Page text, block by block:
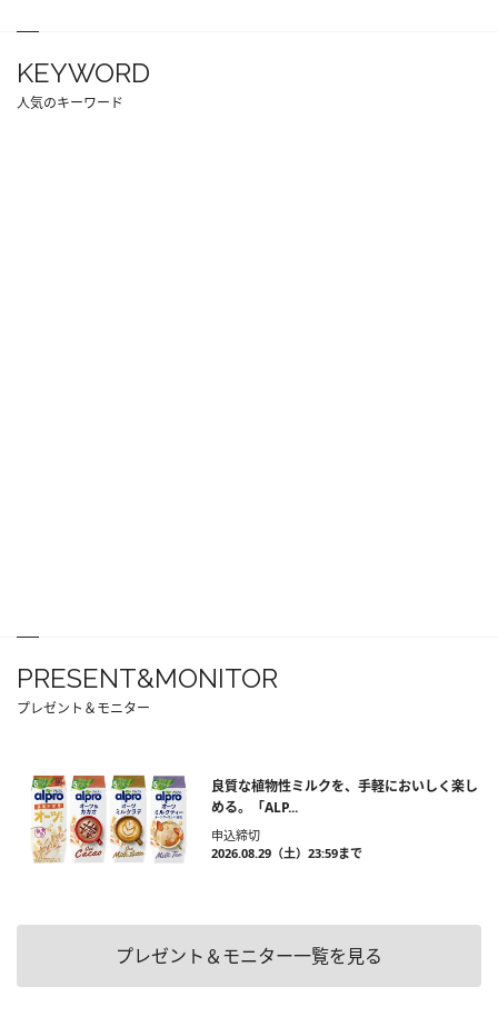
KEYWORD
人気のキーワード
PRESENT&MONITOR
プレゼント＆モニター
良質な植物性ミルクを、手軽においしく楽し
める。「ALP...
申込締切
2026.08.29（土）23:59まで
プレゼント＆モニター一覧を見る